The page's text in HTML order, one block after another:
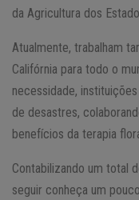
da Agricultura dos
Atualmente, trabalham
Califórnia para todo o
necessidade,
de desastres,
benefícios da terapia
Contabilizando um total
seguir conheça um